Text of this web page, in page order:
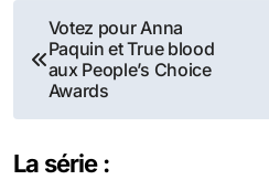
Navigation
de
l’article
Votez pour Anna
Paquin et True blood
aux People’s Choice
Awards
La série :